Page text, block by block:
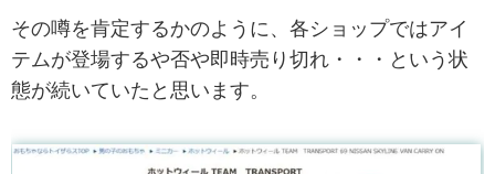
その噂を肯定するかのように、各ショップではアイ
テムが登場するや否や即時売り切れ・・・という状
態が続いていたと思います。